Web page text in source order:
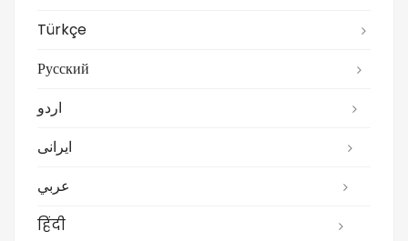
Türkçe
Русский
اردو
ایرانی
عربي
हिंदी